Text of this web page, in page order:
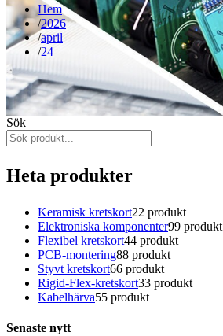
Hem
2026
april
24
Sök
Heta produkter
Keramisk kretskort22 produkt
Elektroniska komponenter99 produkt
Flexibel kretskort44 produkt
PCB-montering88 produkt
Styvt kretskort66 produkt
Rigid-Flex-kretskort33 produkt
Kabelhärva55 produkt
Senaste nytt